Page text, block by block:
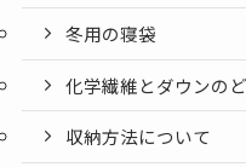
冬用の寝袋
化学繊維とダウンの
収納方法について